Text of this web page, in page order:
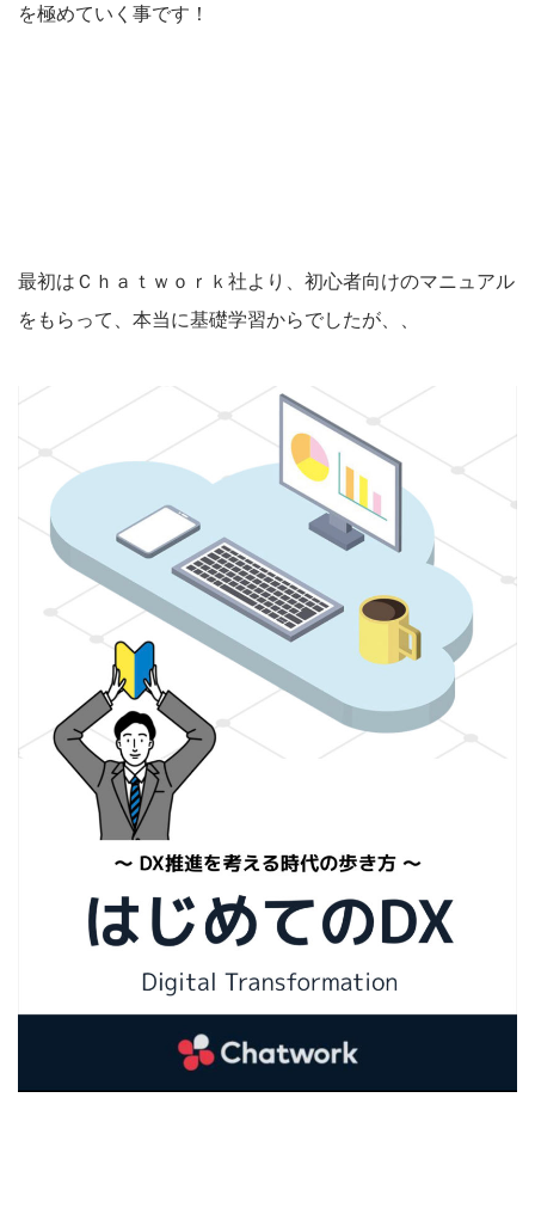
を極めていく事です！
最初はＣｈａｔｗｏｒｋ社より、初心者向けのマニュアル
をもらって、本当に基礎学習からでしたが、、